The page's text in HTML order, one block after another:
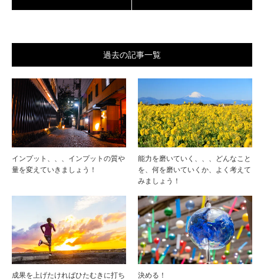
過去の記事一覧
インプット、、、インプットの質や
量を変えていきましょう！
能力を磨いていく、、、どんなこと
を、何を磨いていくか、よく考えて
みましょう！
成果を上げたければひたむきに打ち
決める！